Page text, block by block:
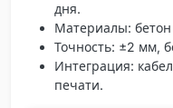
дня.
Материалы:
Точность: ±2 мм,
Интеграция:
печати.